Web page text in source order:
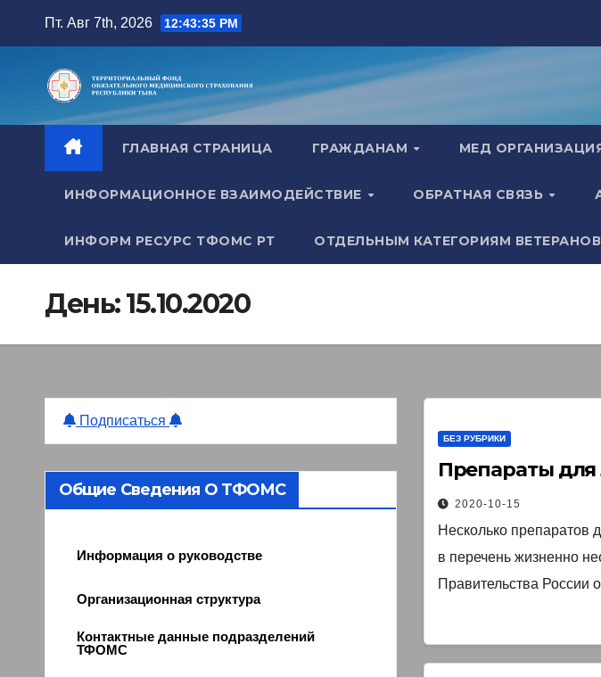
содержимому
Пт. Авг 7th, 2026 12:43:36 PM
ГЛАВНАЯ СТРАНИЦА ГРАЖДАНАМ МЕД
ИНФОРМАЦИОННОЕ ВЗАИМОДЕЙСТВИЕ ОБРАТНАЯ СВЯЗЬ
ИНФОРМ РЕСУРС ТФОМС РТ ОТДЕЛЬНЫМ КАТЕГОРИЯМ
День:15.10.2020
Подписаться
Общие Сведения О ТФОМС
Информация о руководстве
Организационная структура
Контактные данные подразделений
ТФОМС
БЕЗ РУБРИКИ
Препараты для
2020-10-15
Несколько препаратов
в перечень жизненно
Правительства России